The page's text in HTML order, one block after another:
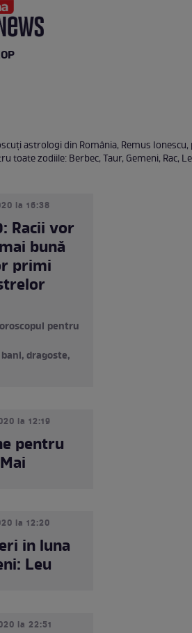
astrologi din România, Remus
zodiile: Berbec, Taur, Gemeni, Rac,
la 16:38
Racii vor
bună
primi
pentru
dragoste,
la 12:19
pentru
la 12:20
in luna
Leu
la 22:51